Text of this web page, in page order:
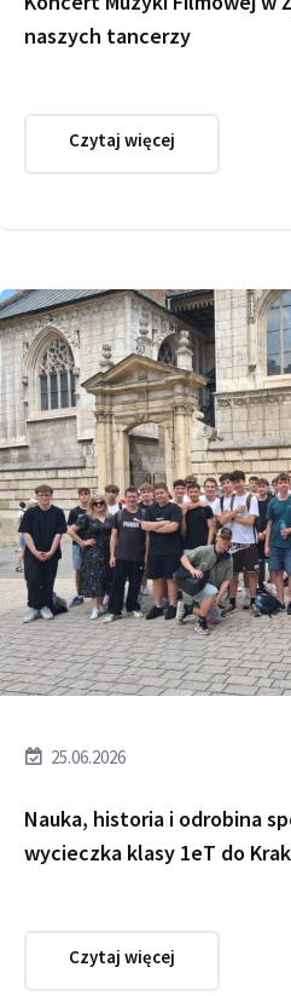
naszych tancerzy
Czytaj więcej
25.06.2026
Nauka, historia i odrobina
wycieczka klasy 1eT do
Czytaj więcej